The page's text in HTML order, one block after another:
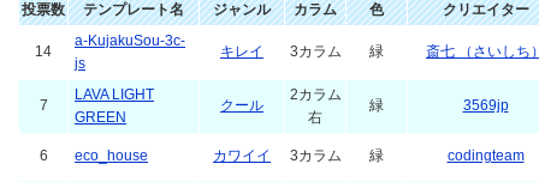
投票数 テンプレート名 ジャンル カラム 色 クリエイター
14
a-KujakuSou-3c-
js
キレイ 3カラム 緑 斎七 （さいしち
7
LAVA LIGHT
GREEN
クール
2カラム
右
緑 3569jp
6 eco_house カワイイ 3カラム 緑 codingteam